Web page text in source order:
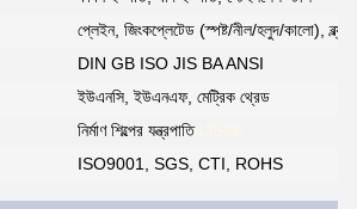
প্লেইন, জিংকপ্লেটেড (স্পষ্ট/নীল/হলুদ/কালো),
DIN GB ISO JIS BA ANSI
ইউএনসি, ইউএনএফ, মেট্রিক থ্রেড
নির্মাণ শিল্পের যন্ত্রপাতি43546
ISO9001, SGS, CTI, ROHS